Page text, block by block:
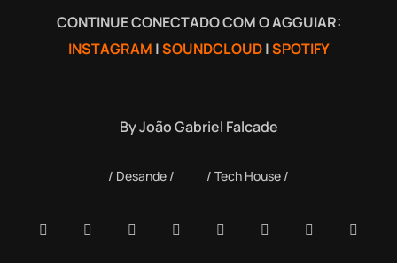
CONTINUE CONECTADO COM O AGGUIAR:
INSTAGRAM |SOUNDCLOUD|SPOTIFY
ByJoão Gabriel Falcade
Desande Tech House